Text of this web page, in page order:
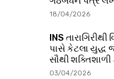
18/04/2026
INS તારાગિરીથી
પાસે કેટલા યુદ્ધ
સૌથી
03/04/2026